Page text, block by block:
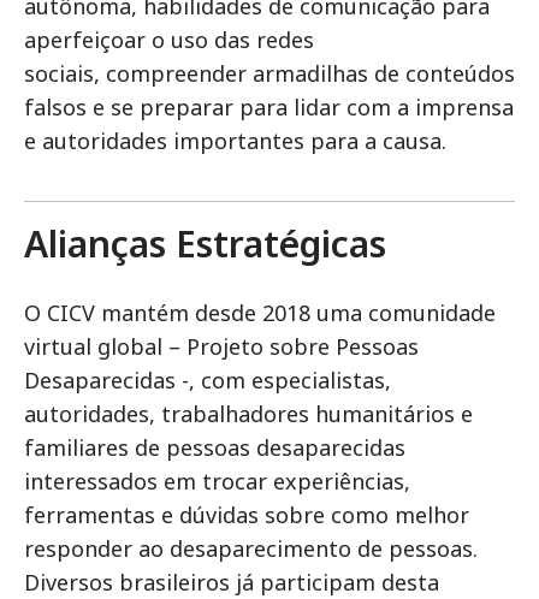
autônoma, habilidades de comunicação para
aperfeiçoar o uso das redes
sociais, compreender armadilhas de conteúdos
falsos e se preparar para lidar com a imprensa
e autoridades importantes para a causa.
Alianças Estratégicas
O CICV mantém desde 2018 uma comunidade
virtual global – Projeto sobre Pessoas
Desaparecidas -, com especialistas,
autoridades, trabalhadores humanitários e
familiares de pessoas desaparecidas
interessados em trocar experiências,
ferramentas e dúvidas sobre como melhor
responder ao desaparecimento de pessoas.
Diversos brasileiros já participam desta